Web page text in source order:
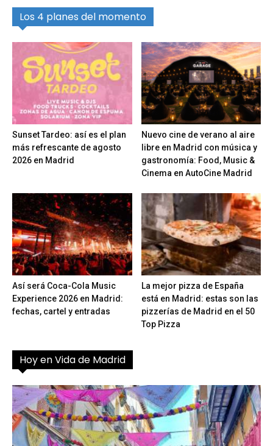
Los 4 planes del momento
Sunset Tardeo: así es el plan
más refrescante de agosto
2026 en Madrid
Nuevo cine de verano al aire
libre en Madrid con música y
gastronomía: Food, Music &
Cinema en AutoCine Madrid
Así será Coca-Cola Music
Experience 2026 en Madrid:
fechas, cartel y entradas
La mejor pizza de España
está en Madrid: estas son las
pizzerías de Madrid en el 50
Top Pizza
Hoy en Vida de Madrid